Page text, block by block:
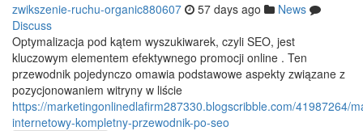
zwikszenie-ruchu-organic880607 57 days ago
News
Discuss
Optymalizacja pod kątem wyszukiwarek, czyli SEO, jest
kluczowym elementem efektywnego promocji online . Ten
przewodnik pojedynczo omawia podstawowe aspekty związane z
pozycjonowaniem witryny w liście
https://marketingonlinedlafirm287330.blogscribble.com/41987264/
internetowy-kompletny-przewodnik-po-seo